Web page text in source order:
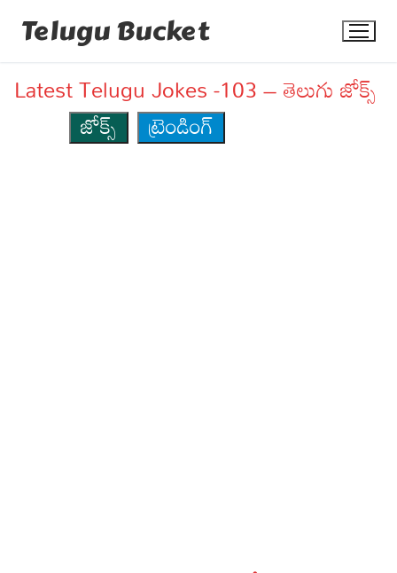
Telugu Bucket
Latest Telugu Jokes -103 – తెలుగు జోక్స్
జోక్స్
ట్రెండింగ్